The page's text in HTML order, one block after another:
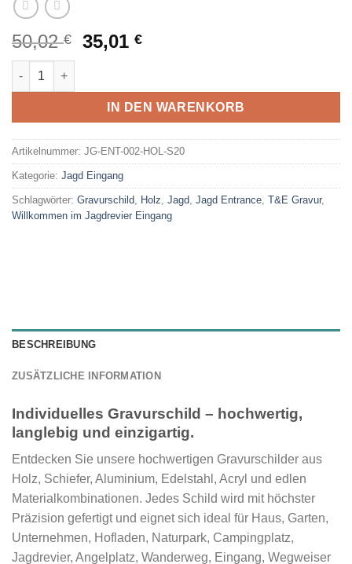
50,02€
Ursprünglicher
50,02 €
35,01€Aktueller
35,01 €.
Willkommen im Jagdrevier Eingang Schild Holz S20 | T&E
IN DEN WARENKORB
Artikelnummer: JG-ENT-002-HOL-S20
Kategorie: Jagd Eingang
Schlagwörter: Gravurschild Holz Jagd Jagd Entrance T&E Gravur,
Willkommen im Jagdrevier Eingang
BESCHREIBUNG
ZUSÄTZLICHE INFORMATION
Individuelles Gravurschild – hochwertig,
langlebig und einzigartig.
Entdecken Sie unsere hochwertigen Gravurschilder aus
Holz, Schiefer, Aluminium, Edelstahl, Acryl und edlen
Materialkombinationen. Jedes Schild wird mit höchster
Präzision gefertigt und eignet sich ideal für Haus, Garten,
Unternehmen, Hofladen, Naturpark, Campingplatz,
Jagdrevier, Angelplatz, Wanderweg, Eingang, Wegweiser